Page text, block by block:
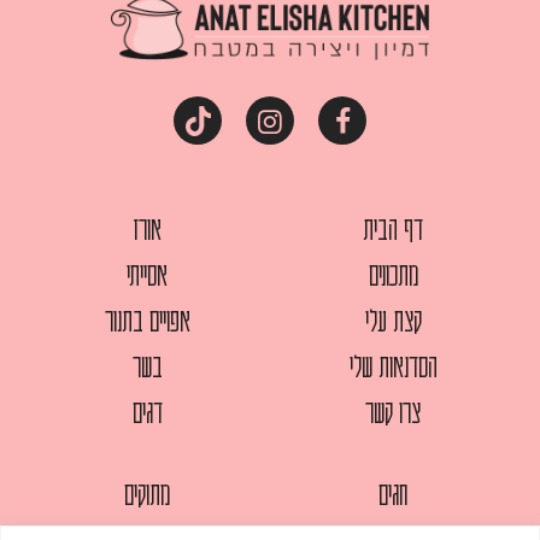
דף הבית
מתכונים
קצת עלי
הסדנאות שלי
צרו קשר
אורז
אסייתי
אפויים בתנור
בשר
דגים
חגים
מתוקים